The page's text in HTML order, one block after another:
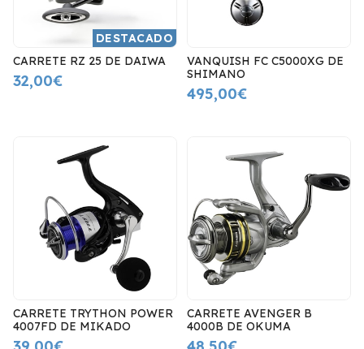
DESTACADO
CARRETE RZ 25 DE DAIWA
32,00€
VANQUISH FC C5000XG DE
SHIMANO
495,00€
CARRETE TRYTHON POWER
4007FD DE MIKADO
CARRETE AVENGER B
4000B DE OKUMA